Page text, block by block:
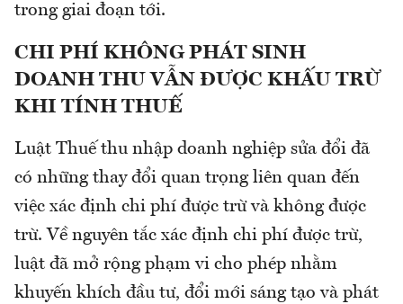
trong giai đoạn tới.
CHI PHÍ KHÔNG PHÁT SINH
DOANH THU VẪN ĐƯỢC KHẤU TRỪ
KHI TÍNH THUẾ
Luật Thuế thu nhập doanh nghiệp sửa đổi đã
có những thay đổi quan trọng liên quan đến
việc xác định chi phí được trừ và không được
trừ. Về nguyên tắc xác định chi phí được trừ,
luật đã mở rộng phạm vi cho phép nhằm
khuyến khích đầu tư, đổi mới sáng tạo và phát